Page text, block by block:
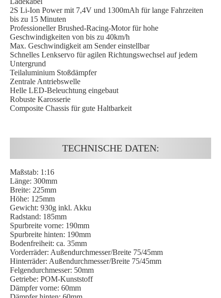
2S Li-Ion Power mit 7,4V und 1300mAh für lange Fahrzeiten
bis zu 15 Minuten
Professioneller Brushed-Racing-Motor für hohe
Geschwindigkeiten von bis zu 40km/h
Max. Geschwindigkeit am Sender einstellbar
Schnelles Lenkservo für agilen Richtungswechsel auf jedem
Untergrund
Teilaluminium Stoßdämpfer
Zentrale Antriebswelle
Helle LED-Beleuchtung eingebaut
Robuste Karosserie
Composite Chassis für gute Haltbarkeit
TECHNISCHE DATEN:
Maßstab: 1:16
Länge: 300mm
Breite: 225mm
Höhe: 125mm
Gewicht: 930g inkl. Akku
Radstand: 185mm
Spurbreite vorne: 190mm
Spurbreite hinten: 190mm
Bodenfreiheit: ca. 35mm
Vorderräder: Außendurchmesser/Breite 75/45mm
Hinterräder: Außendurchmesser/Breite 75/45mm
Felgendurchmesser: 50mm
Getriebe: POM-Kunststoff
Dämpfer vorne: 60mm